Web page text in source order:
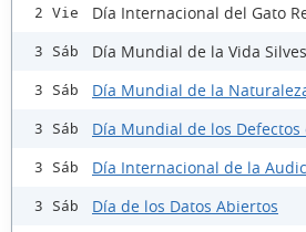
2 Vie Día Internacional del Gato
3 Sáb Día Mundial de la Vida
3 Sáb Día Mundial de la
3 Sáb Día Mundial de los
3 Sáb Día Internacional de la
3 Sáb Día de los Datos Abiertos